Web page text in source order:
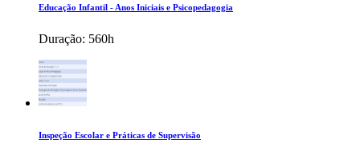
Educação Infantil - Anos Iniciais e Psicopedagogia
Duração: 560h
Inspeção Escolar e Práticas de Supervisão